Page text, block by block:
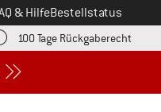
& HilfeBestellstatus
in einer Infobox
100 Tage Rückgaberecht